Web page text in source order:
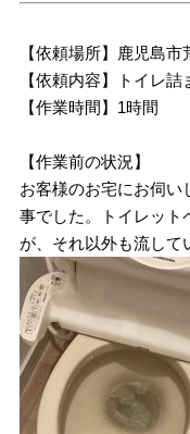
【依頼場所】鹿児島市
【依頼内容】トイレ詰
【作業時間】1時間
【作業前の状況】
お客様のお宅にお伺い
事でした。トイレット
が、それ以外も流して